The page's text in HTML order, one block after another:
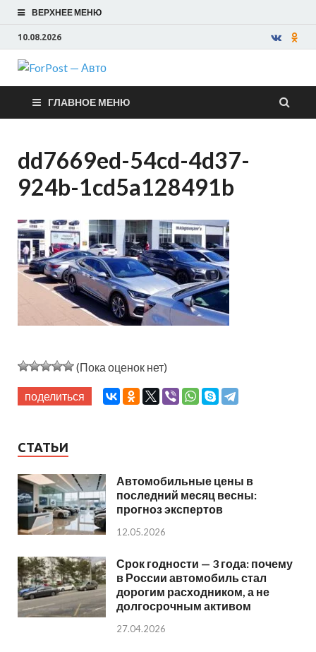
ВЕРХНЕЕ МЕНЮ
10.08.2026
ForPost — Авто
ГЛАВНОЕ МЕНЮ
dd7669ed-54cd-4d37-
924b-1cd5a128491b
(Пока оценок нет)
поделиться
СТАТЬИ
Автомобильные цены в
последний месяц весны:
прогноз экспертов
12.05.2026
Срок годности — 3 года: почему
в России автомобиль стал
дорогим расходником, а не
долгосрочным активом
27.04.2026